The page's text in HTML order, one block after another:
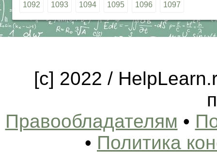
1092 1093 1094 1095 1096 1097
[c] 2022 /
Правообладателям •
• Политика